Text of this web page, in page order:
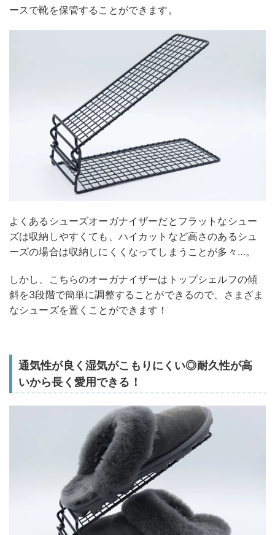
ースで靴を保管することができます。
よくあるシューズオーガナイザーだとフラットなシュー
ズは収納しやすくても、ハイカットなど高さのあるシュ
ーズの場合は収納しにくくなってしまうことが多々…。
しかし、こちらのオーガナイザーはトップシェルフの傾
斜を3段階で簡単に調整することができるので、さまざま
なシューズを置くことができます！
通気性が良く湿気がこもりにくい◎耐久性が高
いから長く愛用できる！